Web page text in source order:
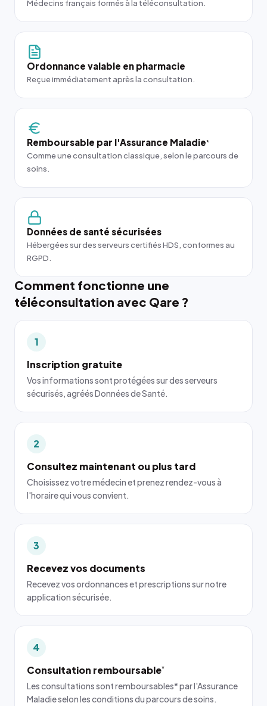
Médecins français formés à la téléconsultation.
Ordonnance valable en pharmacie
Reçue immédiatement après la consultation.
Remboursable par l'Assurance Maladie*
Comme une consultation classique, selon le parcours de
soins.
Données de santé sécurisées
Hébergées sur des serveurs certifiés HDS, conformes au
RGPD.
Comment fonctionne une
téléconsultation avec Qare ?
1
Inscription gratuite
Vos informations sont protégées sur des serveurs
sécurisés, agréés Données de Santé.
2
Consultez maintenant ou plus tard
Choisissez votre médecin et prenez rendez-vous à
l'horaire qui vous convient.
3
Recevez vos documents
Recevez vos ordonnances et prescriptions sur notre
application sécurisée.
4
Consultation remboursable*
Les consultations sont remboursables* par l'Assurance
Maladie selon les conditions du parcours de soins.